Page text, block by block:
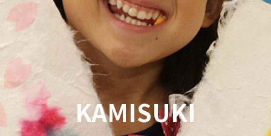
KAMISUKI